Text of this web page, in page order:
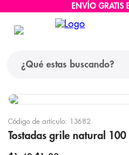
ENVÍO GRATIS
Código de artículo: 13682
Tostadas grile natural 100
términos más
1. protector solar
2. pañales